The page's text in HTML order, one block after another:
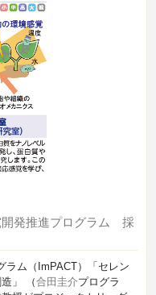
発推進プログラム 採
ム（ImPACT）
「セレン
」
（合田圭介プログラ